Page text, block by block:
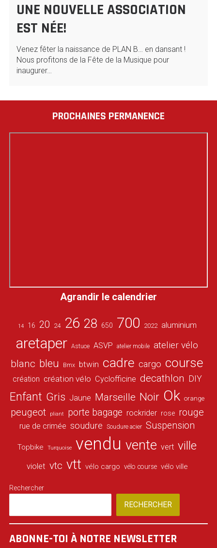
UNE NOUVELLE ASSOCIATION
EST NÉE!
Venez fêter la naissance de PLAN B… en dansant !
Nous profitons de la Fête de la Musique pour
inaugurer…
PROCHAINES PERMANENCE
Agrandir le calendrier
14 16 20 24 26 28 650 700 2022 aluminium
aretaper Astuce ASVP atelier mobile atelier vélo
blanc bleu Bmx btwin cadre cargo course
création création vélo Cyclofficine decathlon DIY
Enfant Gris Jaune Marseille Noir Ok orange
peugeot pliant porte bagage rockrider rose rouge
rue de crimée soudure Soudure acier Suspension
Topbike Turquoise vendu vente vert ville
violet vtc vtt vélo cargo vélo course vélo ville
Rechercher
RECHERCHER
ABONNE-TOI À NOTRE NEWSLETTER